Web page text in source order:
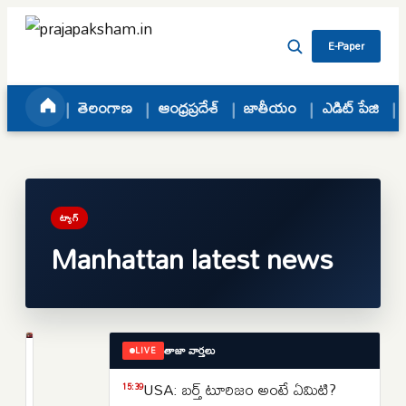
Skip to content
E-Paper
తెలంగాణ ఆంధ్రప్రదేశ్ జాతీయం ఎడిట్ పేజి
ట్యాగ్
Manhattan latest news
LIVE తాజా వార్తలు
15:39USA: బర్త్ టూరిజం అంటే ఏమిటి?